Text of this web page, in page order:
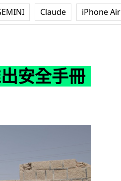
Claude iPhone Air
安全手冊